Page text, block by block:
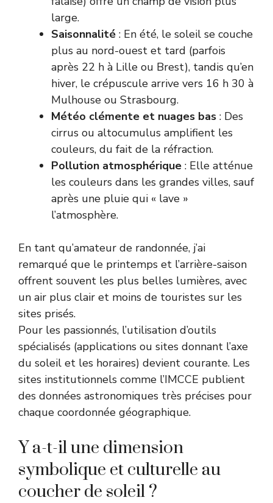
large.
Saisonnalité : En été, le soleil se couche
plus au nord-ouest et tard (parfois
après 22 h à Lille ou Brest), tandis qu’en
hiver, le crépuscule arrive vers 16 h 30 à
Mulhouse ou Strasbourg.
Météo clémente et nuages bas : Des
cirrus ou altocumulus amplifient les
couleurs, du fait de la réfraction.
Pollution atmosphérique : Elle atténue
les couleurs dans les grandes villes, sauf
après une pluie qui « lave »
l’atmosphère.
En tant qu’amateur de randonnée, j’ai
remarqué que le printemps et l’arrière-saison
offrent souvent les plus belles lumières, avec
un air plus clair et moins de touristes sur les
sites prisés.
Pour les passionnés, l’utilisation d’outils
spécialisés (applications ou sites donnant l’axe
du soleil et les horaires) devient courante. Les
sites institutionnels comme l’IMCCE publient
des données astronomiques très précises pour
chaque coordonnée géographique.
Y a-t-il une dimension
symbolique et culturelle au
coucher de soleil ?